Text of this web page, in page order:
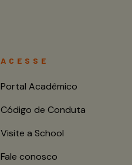
ACESSE
Portal Acadêmico
Código de Conduta
Visite a School
Fale conosco